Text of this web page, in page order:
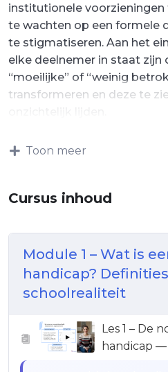
institutionele
te wachten op een formele
te stigmatiseren. Aan het
elke deelnemer in staat zijn
“moeilijke” of “weinig
transformeren en deze te
Toon meer
Cursus inhoud
Module 1 – Wat is
handicap?
schoolrealiteit
▶
Les 1 – De
handicap